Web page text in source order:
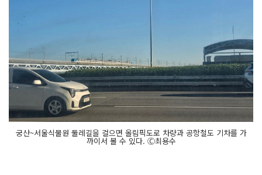
궁산~서울식물원 둘레길을 걸으면 올림픽도로 차량과 공항철도 기차를 가
까이서 볼 수 있다. Ⓒ최용수